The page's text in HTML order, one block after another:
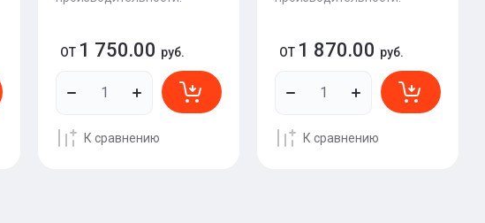
ОТ 1 750.00 руб.
К сравнению
ОТ 1 870.00 руб.
К сравнению